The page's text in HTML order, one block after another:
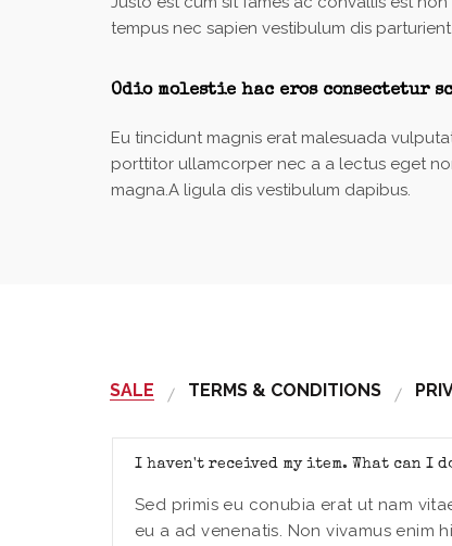
tempus nec sapien vestibulum dis
Odio molestie hac eros consectetur
Eu tincidunt magnis erat malesuada
porttitor ullamcorper nec a a lectus eget
magna.A ligula dis vestibulum dapibus.
SALE TERMS & CONDITIONS
I haven't received my item. What can I
Sed primis eu conubia erat ut nam
eu a ad venenatis. Non vivamus enim